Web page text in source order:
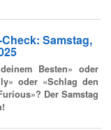
Samstag,
Besten» oder
oder «Schlag den
Der Samstag